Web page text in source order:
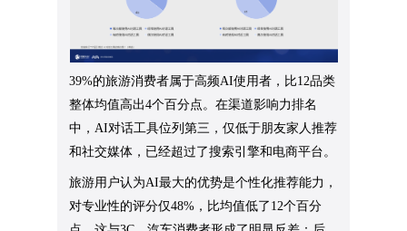
39%的旅游消费者属于高频AI使用者，比12品类
整体均值高出4个百分点。在渠道影响力排名
中，AI对话工具位列第三，仅低于朋友家人推荐
和社交媒体，已经超过了搜索引擎和电商平台。
旅游用户认为AI最大的优势是个性化推荐能力，
对专业性的评分仅48%，比均值低了12个百分